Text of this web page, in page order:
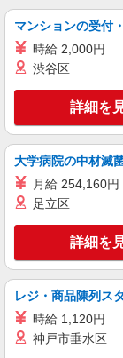
キー
キープ
派遣社員
株式会社kotrio /●KB-
マンションの受付
時給 2,000円
渋谷区
詳細を
大学病院の中材滅
月給 254,160円
足立区
詳細を
レジ・商品陳列ス
時給 1,120円
神戸市垂水区